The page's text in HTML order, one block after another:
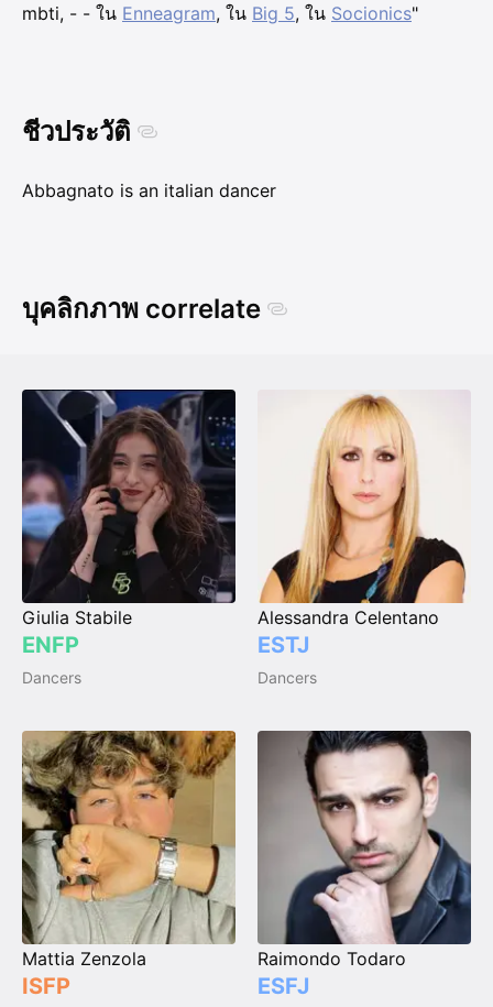
mbti, - - ใน Enneagram, ใน Big 5, ใน Socionics"
ชีวประวัติ
Abbagnato is an italian dancer
บุคลิกภาพ correlate
Giulia Stabile
ENFP
Dancers
Alessandra Celentano
ESTJ
Dancers
Mattia Zenzola
ISFP
Raimondo Todaro
ESFJ